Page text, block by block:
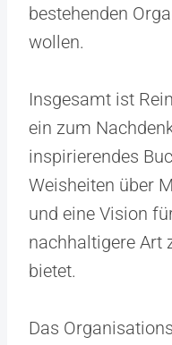
bestehenden
wollen.
Insgesamt ist
ein zum
inspirierendes
Weisheiten über
und eine Vision
nachhaltigere Art
bietet.
Das